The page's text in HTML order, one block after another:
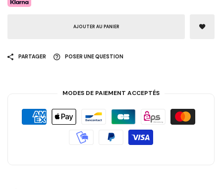
AJOUTER AU PANIER
PARTAGER POSER UNE QUESTION
MODES DE PAIEMENT ACCEPTÉS